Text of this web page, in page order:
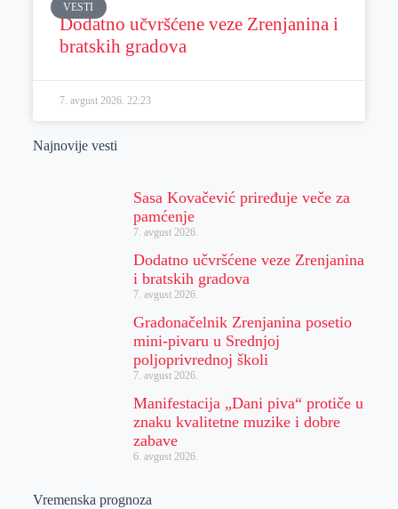
VESTI
Dodatno učvršćene veze Zrenjanina i
bratskih gradova
7. avgust 2026. 22:23
Najnovije vesti
Sasa Kovačević priređuje veče za
pamćenje
7. avgust 2026.
Dodatno učvršćene veze Zrenjanina
i bratskih gradova
7. avgust 2026.
Gradonačelnik Zrenjanina posetio
mini-pivaru u Srednjoj
poljoprivrednoj školi
7. avgust 2026.
Manifestacija „Dani piva“ protiče u
znaku kvalitetne muzike i dobre
zabave
6. avgust 2026.
Vremenska prognoza